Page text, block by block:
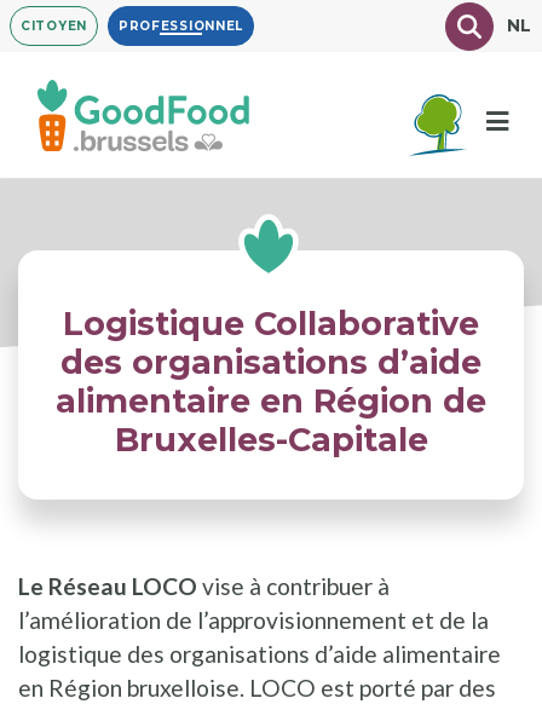
Aller
au
contenu
principal
CITOYEN PROFESSIONNEL TexteNL
Logistique Collaborative
des organisations d’aide
alimentaire en Région de
Bruxelles-Capitale
Le Réseau LOCO vise à contribuer à
l’amélioration de l’approvisionnement et de la
logistique des organisations d’aide alimentaire
en Région bruxelloise. LOCO est porté par des